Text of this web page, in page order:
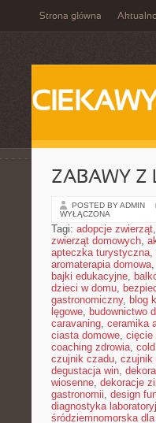
Strona główna
ZABAWY Z
POSTED BY ADMIN
WYŁĄCZONA
Tagi: adopcje zwierząt,
zwierząt domowych,
apteczka turystyczna,
aromaterapia domowa,
bajki edukacyjne,
dzieci w domu,
gastronomiczny, blog
lęgowe, budownictwo
caravaning, ceramika
ciasta domowe, cięcie
coaching zdrowia,
czujnik czadu, czujnik
degustacja win,
wiosenne, dekoracje
gastronomii, design
diagnostyka
śródziemnomorska